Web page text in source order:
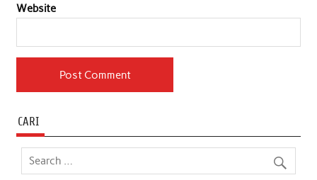
Website
CARI